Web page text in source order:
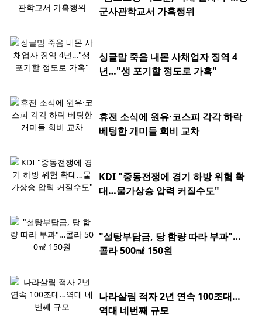
군사관학교서 가혹행위
싱글맘 죽음 내몬 사채업자 징역 4
년…"생 포기할 정도로 가혹"
휴전 소식에 원유·코스피 각각 하락
베팅한 개미들 희비 교차
KDI "중동전쟁에 경기 하방 위험 확
대…물가상승 압력 커질수도"
"설탕부담금, 당 함량 따라 부과"…
콜라 500㎖ 150원
나라살림 적자 2년 연속 100조대…
역대 네번째 규모